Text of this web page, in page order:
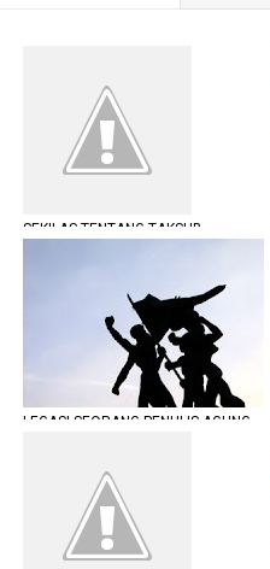
SEKILAS TENTANG TAKSUB
LEGASI SEORANG PENULIS AGUNG